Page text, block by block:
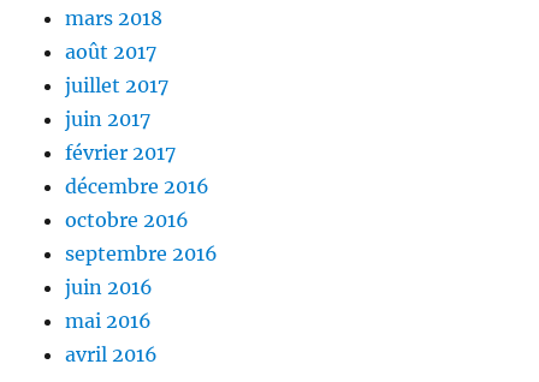
mars 2018
août 2017
juillet 2017
juin 2017
février 2017
décembre 2016
octobre 2016
septembre 2016
juin 2016
mai 2016
avril 2016